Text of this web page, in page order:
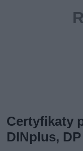
Certyfikaty
DINplus, DP